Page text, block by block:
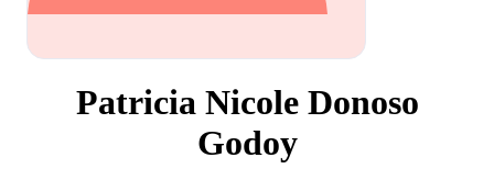
Patricia Nicole Donoso
Godoy